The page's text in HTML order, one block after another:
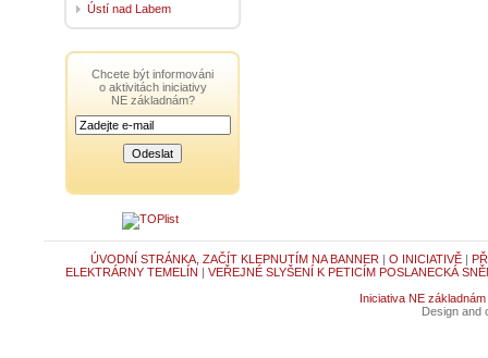
Ústí nad Labem
Chcete být informováni
o aktivitách iniciativy
NE základnám?
ÚVODNÍ STRÁNKA, ZAČÍT KLEPNUTÍM NA BANNER | O INICIATIVĚ|
ELEKTRÁRNY TEMELÍN | VEŘEJNÉ SLYŠENÍ K PETICÍM POSLANECKÁ
Iniciativa NE základnám
Design and